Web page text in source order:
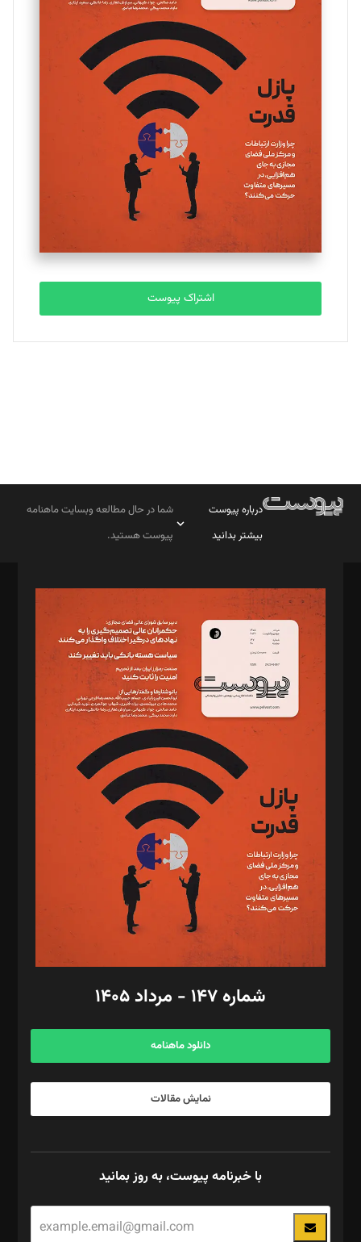
مینا پاکدل
یسنا امان‌پور
تحریریه
ملینا جعفری
تحریریه
مصطفی مسجدی آرانی
تحریریه
بابک نقاش
تحریریه
اشتراک پیوست
درباره پیوست
بیشتر بدانید
شما در حال مطالعه وبسایت ماهنامه
پیوست هستید.
مدیر مسئول: محمدباقر اثنی‌عشری
سردبیر: مهرک محمودی
دبیر تحریریه: میثم قاسمی
د‌بیر ناداستان: سمانه سمیع
د‌بیر خدمت و تجارت: ابوالفضل رجبی
د‌بیر حقوق فناوری: حسام‌الدین ایپکچی
د‌بیر پیوست جهان: مینا پاکدل
د‌بیر تحریریه آنلاین: بابک نقاش
تحریریه‌: مجتبی محمود‌ی، آرش برهمند، یسنا امان‌پور، سروش کرمیان،
مصطفی مسجدی آرانی، ابوالفضل رجبی، زهرا فکرانه، فائزه فتحی
رستمی،مصطفی باستان
ویرایش: نگار استاد‌‌آقا
طراح یونیفرم: مجید توکلی
فیلمبرداری و عکاسی: امیر شفیعی، مانی لطفی زاده
گرافیک و صفحه‌آرایی: سید‌سبحان‌علی ثابت
مد‌یر توسعه تجاری: کامبیز برید‌
امور مالی: شاپور رهبری، محمد‌ کاظمی‌نیا
آگهی و مشترکین: ۰۹۱۹۹۹۹۰۴۵۴
شماره ۱۴۷ - مرداد ۱۴۰۵
دانلود ماهنامه
نمایش مقالات
با خبرنامه پیوست، به روز بمانید